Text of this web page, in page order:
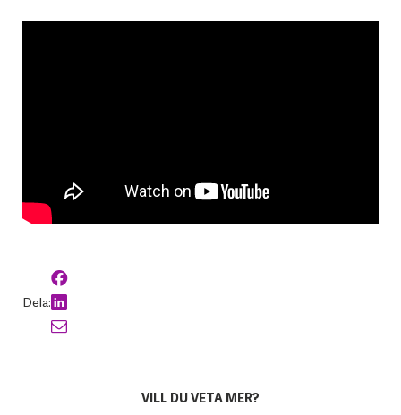
Dela:
VILL DU VETA MER?